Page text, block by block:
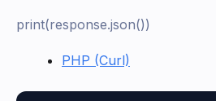
print(response.json())
PHP (Curl)